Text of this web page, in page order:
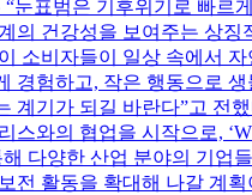
“눈표범은 기후위기로 빠르
의 건강성을 보여주는 상징
소비자들이 일상 속에서
경험하고, 작은 행동으로 생
계기가 되길 바란다”고 전
스와의 협업을 시작으로,
해 다양한 산업 분야의 기업
전 활동을 확대해 나갈 계획